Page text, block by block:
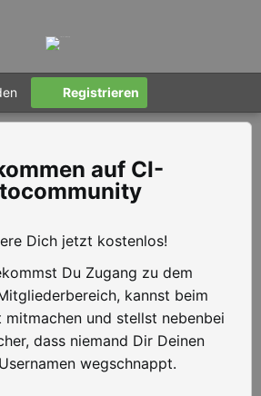
Registrieren
CI-
Dich jetzt kostenlos!
Du Zugang zu dem
kannst beim
mitmachen und stellst nebenbei
dass niemand Dir Deinen
wegschnappt.